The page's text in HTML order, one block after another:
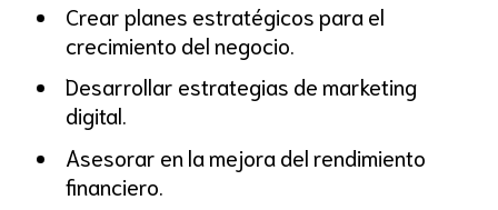
Crear planes estratégicos para el
crecimiento del negocio.
Desarrollar estrategias de marketing
digital.
Asesorar en la mejora del rendimiento
financiero.